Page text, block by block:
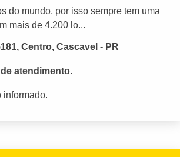
do mundo, por isso sempre tem uma
mais de 4.200 lo...
Centro, Cascavel - PR
atendimento.
informado.